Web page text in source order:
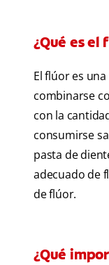
¿Qué es el
El flúor es
combinarse
con la
consumirse
pasta de
adecuado de
de flúor.
¿Qué